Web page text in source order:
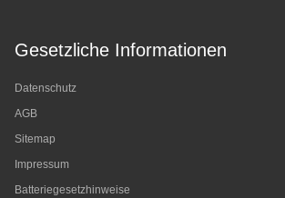
Gesetzliche Informationen
Datenschutz
AGB
Sitemap
Impressum
Batteriegesetzhinweise